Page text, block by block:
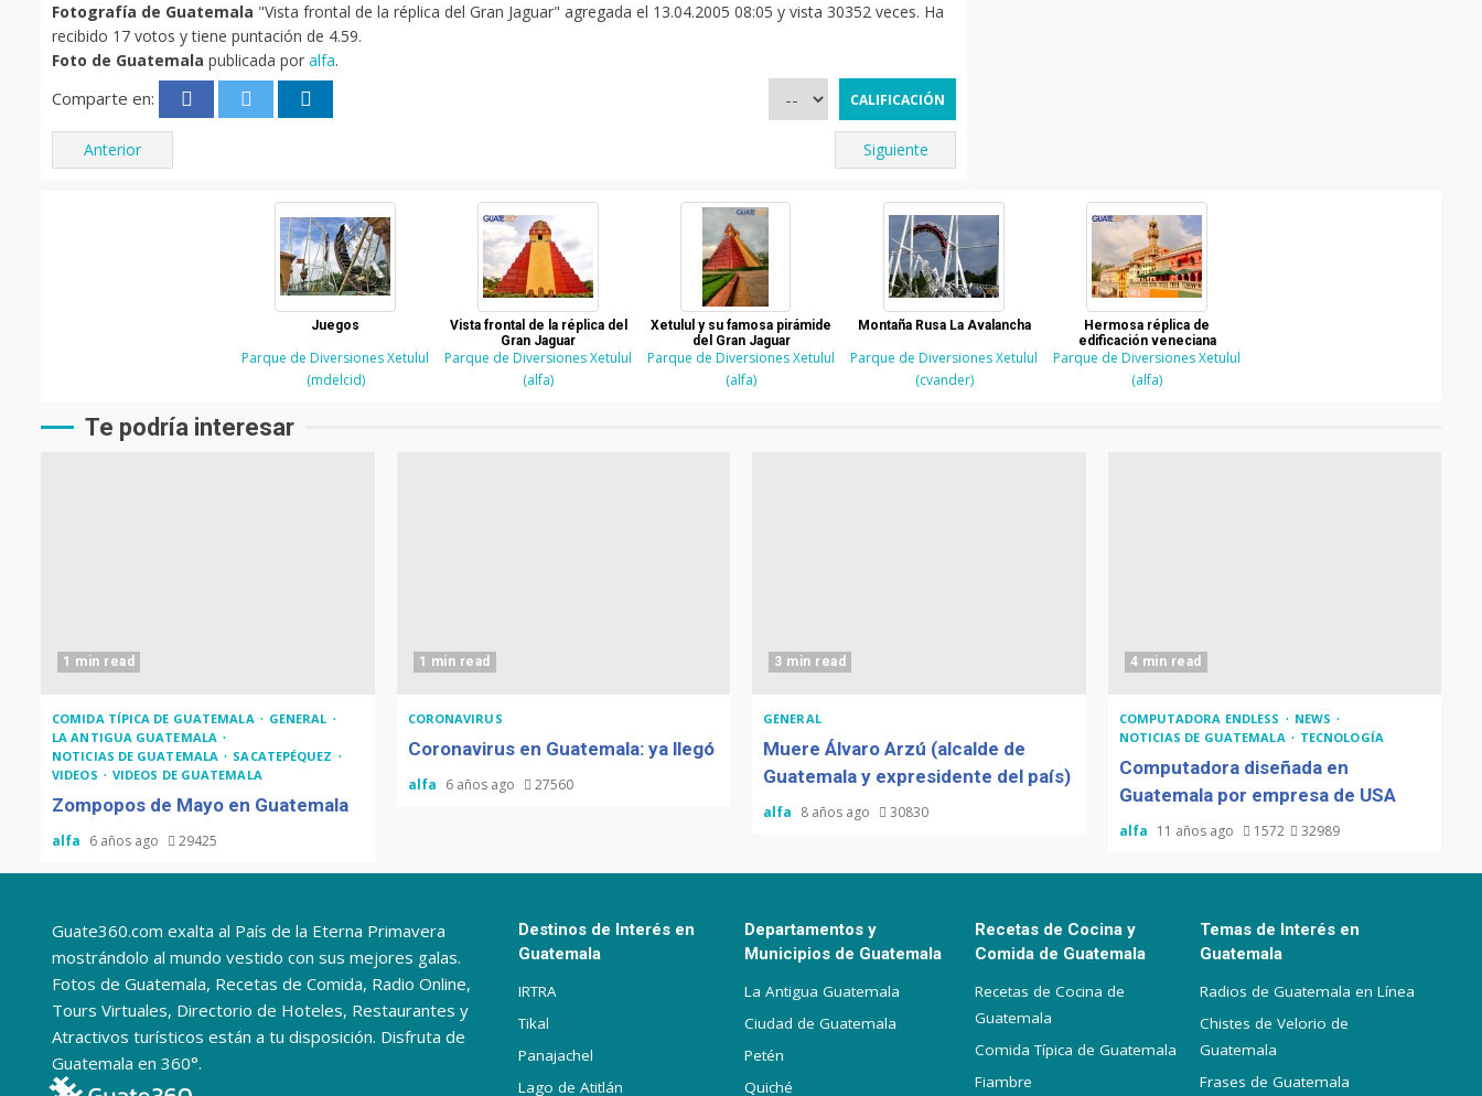
Fotografía de Guatemala "Vista frontal de la réplica del Gran Jaguar" agregada el 13.04.2005 08:05 y vista 30352 veces. Ha
recibido 17 votos y tiene puntación de 4.59.
Foto de Guatemala publicada por alfa.
Comparte en:
Anterior Siguiente
Juegos
Parque de Diversiones Xetulul
(mdelcid)
Vista frontal de la réplica del
Gran Jaguar
Parque de Diversiones Xetulul
(alfa)
Xetulul y su famosa pirámide
del Gran Jaguar
Parque de Diversiones Xetulul
(alfa)
Montaña Rusa La Avalancha
Parque de Diversiones Xetulul
(cvander)
Hermosa réplica de
edificación veneciana
Parque de Diversiones Xetulul
(alfa)
Te podría interesar
1 min read
COMIDA TÍPICA DE GUATEMALA
GENERAL
LA ANTIGUA GUATEMALA
NOTICIAS DE GUATEMALA
SACATEPÉQUEZ
VIDEOS
VIDEOS DE GUATEMALA
Zompopos de Mayo en Guatemala
alfa 6 años ago 29425
1 min read
CORONAVIRUS
Coronavirus en Guatemala: ya llegó
alfa 6 años ago 27560
3 min read
GENERAL
Muere Álvaro Arzú (alcalde de
Guatemala y expresidente del país)
alfa 8 años ago 30830
4 min read
COMPUTADORA ENDLESS
NEWS
NOTICIAS DE GUATEMALA
TECNOLOGÍA
Computadora diseñada en
Guatemala por empresa de USA
alfa 11 años ago 1572 32989
Guate360.com exalta al País de la Eterna Primavera
mostrándolo al mundo vestido con sus mejores galas.
Fotos de Guatemala, Recetas de Comida, Radio Online,
Tours Virtuales, Directorio de Hoteles, Restaurantes y
Atractivos turísticos están a tu disposición. Disfruta de
Guatemala en 360°.
Destinos de Interés en
Guatemala
IRTRA
Tikal
Panajachel
Lago de Atitlán
Departamentos y
Municipios de Guatemala
La Antigua Guatemala
Ciudad de Guatemala
Petén
Quiché
Recetas de Cocina y
Comida de Guatemala
Recetas de Cocina de
Guatemala
Comida Típica de Guatemala
Fiambre
Temas de Interés en
Guatemala
Radios de Guatemala en Línea
Chistes de Velorio de
Guatemala
Frases de Guatemala